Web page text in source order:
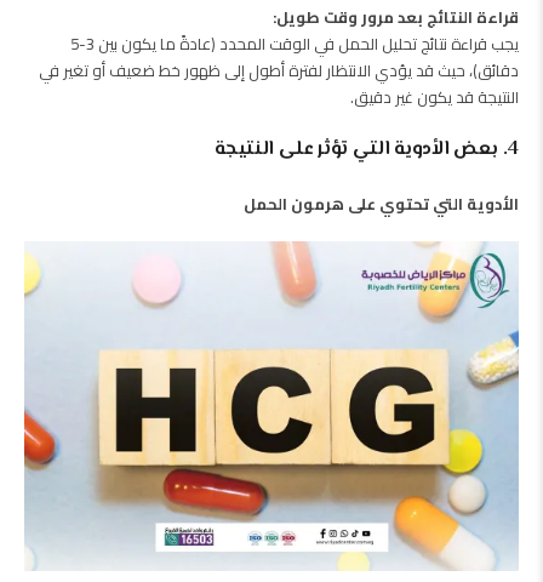
قراءة النتائج بعد مرور وقت طويل:
يجب قراءة نتائج تحليل الحمل في الوقت المحدد (عادةً ما يكون بين 3-5
دقائق)، حيث قد يؤدي الانتظار لفترة أطول إلى ظهور خط ضعيف أو تغير في
النتيجة قد يكون غير دقيق.
4. بعض الأدوية التي تؤثر على النتيجة
الأدوية التي تحتوي على هرمون الحمل